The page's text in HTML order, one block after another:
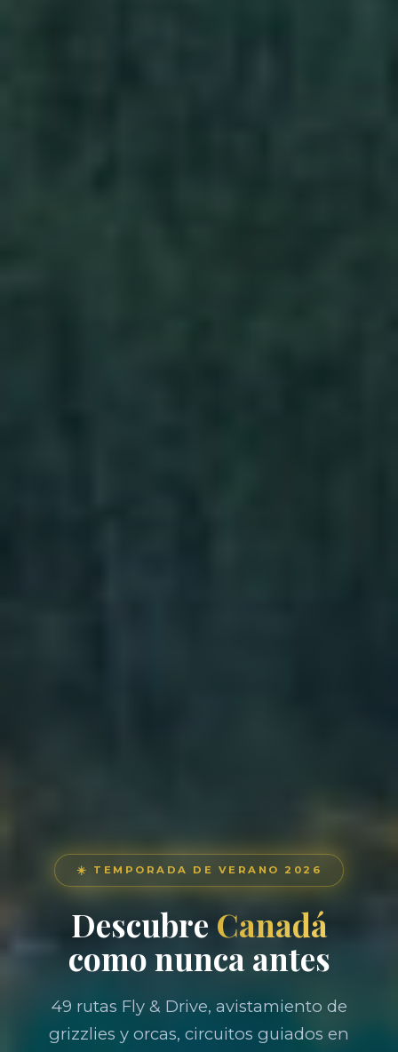
☀️ TEMPORADA DE VERANO 2026
Descubre Canadá
como nunca antes
49 rutas Fly & Drive, avistamiento de
grizzlies y orcas, circuitos guiados en